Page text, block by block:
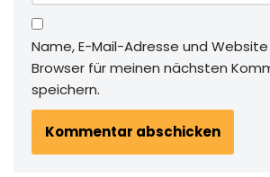
Name, E-Mail-Adresse und
Browser für meinen nächsten
speichern.